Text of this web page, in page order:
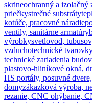
skrineochranný a izolačný
priečkystrečné substráty
kotúče, pracovné náradie
ventily, sanitárne armatúry
výrobkysvetlovod,
vzduchotechnické
technické zariadenia
plastovo-hliníkové okná,
HS portály, posuvné
domyzákazková výroba,
rezanie, CNC ohýbanie,